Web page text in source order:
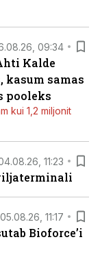
09:34
Kalde
samas
pooleks
kui 1,2 miljonit
11:23
05.08.26, 11:17
Bioforce’i